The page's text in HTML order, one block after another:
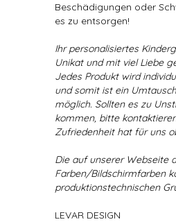
Beschädigungen oder
es zu entsorgen!
Ihr personalisiertes
Unikat und mit viel Liebe
Jedes Produkt wird
und somit ist ein
möglich. Sollten es zu
kommen, bitte
Zufriedenheit hat für uns
Die auf unserer Webseite
Farben/Bildschirmfarben
produktionstechnischen
LEVAR DESIGN